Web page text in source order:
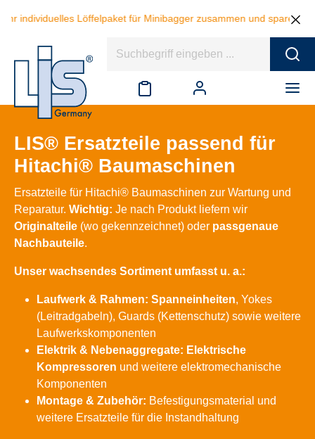
Löffelpaket für Minibagger zusammen und sparen beim
LIS® Ersatzteile passend für
Hitachi® Baumaschinen
Ersatzteile für Hitachi® Baumaschinen zur Wartung und
Reparatur. Wichtig: Je nach Produkt liefern wir
Originalteile (wo gekennzeichnet) oder passgenaue
Nachbauteile.
Unser wachsendes Sortiment umfasst u. a.:
Laufwerk & Rahmen: Spanneinheiten, Yokes
(Leitradgabeln), Guards (Kettenschutz) sowie weitere
Laufwerkskomponenten
Elektrik & Nebenaggregate: Elektrische
Kompressoren und weitere elektromechanische
Komponenten
Montage & Zubehör: Befestigungsmaterial und
weitere Ersatzteile für die Instandhaltung